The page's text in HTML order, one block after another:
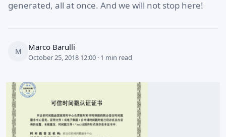
generated, all at once. And we will not stop here!
M Marco Barulli
October 25, 2018 12:00 · 1 min read